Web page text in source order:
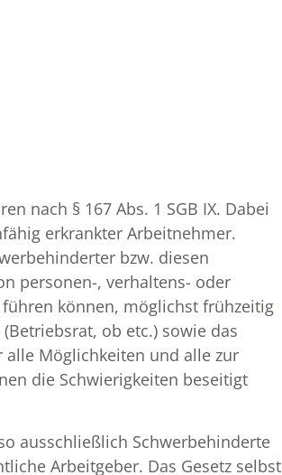
nach § 167 Abs. 1 SGB IX. Dabei
erkrankter Arbeitnehmer.
bzw. diesen
personen-, verhaltens- oder
können, möglichst frühzeitig
ob etc.) sowie das
alle Möglichkeiten und alle zur
die Schwierigkeiten beseitigt
ausschließlich Schwerbehinderte
Arbeitgeber. Das Gesetz selbst